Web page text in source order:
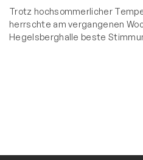
Trotz hochsommerlicher
herrschte am vergangenen
Hegelsberghalle beste